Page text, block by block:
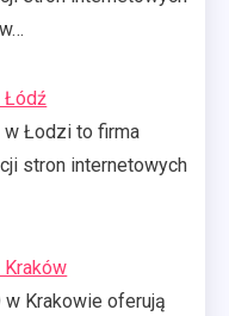
Łódź
w Łodzi to firma
stron internetowych
Kraków
w Krakowie oferują